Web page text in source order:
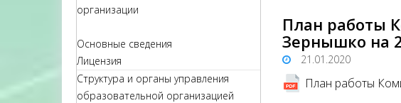
организации
Основные сведения
Лицензия
Структура и органы управления
образовательной организацией
План работы
Зернышко на
21.01.2020
План работы